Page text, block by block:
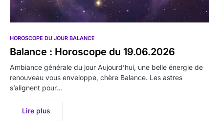
HOROSCOPE DU JOUR BALANCE
Balance : Horoscope du 19.06.2026
Ambiance générale du jour Aujourd’hui, une belle énergie de
renouveau vous enveloppe, chère Balance. Les astres
s’alignent pour…
Lire plus